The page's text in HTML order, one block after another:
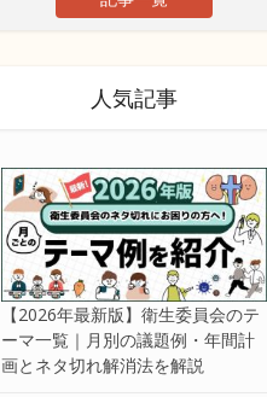
人気記事
【2026年最新版】衛生委員会のテ
ーマ一覧｜月別の議題例・年間計
画とネタ切れ解消法を解説